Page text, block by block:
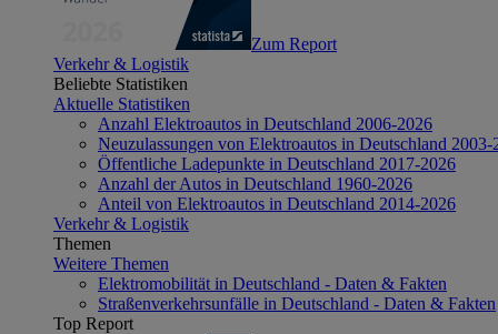
Zum Report
Verkehr & Logistik
Beliebte Statistiken
Aktuelle Statistiken
Anzahl Elektroautos in Deutschland 2006-2026
Neuzulassungen von Elektroautos in Deutschland 2003-
Öffentliche Ladepunkte in Deutschland 2017-2026
Anzahl der Autos in Deutschland 1960-2026
Anteil von Elektroautos in Deutschland 2014-2026
Verkehr & Logistik
Themen
Weitere Themen
Elektromobilität in Deutschland - Daten & Fakten
Straßenverkehrsunfälle in Deutschland - Daten & Fakten
Top Report